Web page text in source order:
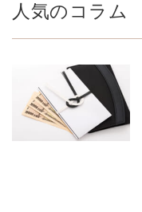
人気のコラム